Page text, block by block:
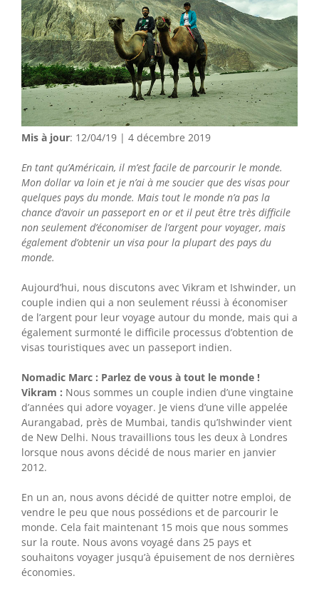
Mis à jour: 12/04/19 | 4 décembre 2019
En tant qu’Américain, il m’est facile de parcourir le monde.
Mon dollar va loin et je n’ai à me soucier que des visas pour
quelques pays du monde. Mais tout le monde n’a pas la
chance d’avoir un passeport en or et il peut être très difficile
non seulement d’économiser de l’argent pour voyager, mais
également d’obtenir un visa pour la plupart des pays du
monde.
Aujourd’hui, nous discutons avec Vikram et Ishwinder, un
couple indien qui a non seulement réussi à économiser
de l’argent pour leur voyage autour du monde, mais qui a
également surmonté le difficile processus d’obtention de
visas touristiques avec un passeport indien.
Nomadic Marc : Parlez de vous à tout le monde !
Vikram : Nous sommes un couple indien d’une vingtaine
d’années qui adore voyager. Je viens d’une ville appelée
Aurangabad, près de Mumbai, tandis qu’Ishwinder vient
de New Delhi. Nous travaillions tous les deux à Londres
lorsque nous avons décidé de nous marier en janvier
2012.
En un an, nous avons décidé de quitter notre emploi, de
vendre le peu que nous possédions et de parcourir le
monde. Cela fait maintenant 15 mois que nous sommes
sur la route. Nous avons voyagé dans 25 pays et
souhaitons voyager jusqu’à épuisement de nos dernières
économies.